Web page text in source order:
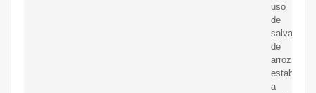
uso
de
salvado
de
arroz
a